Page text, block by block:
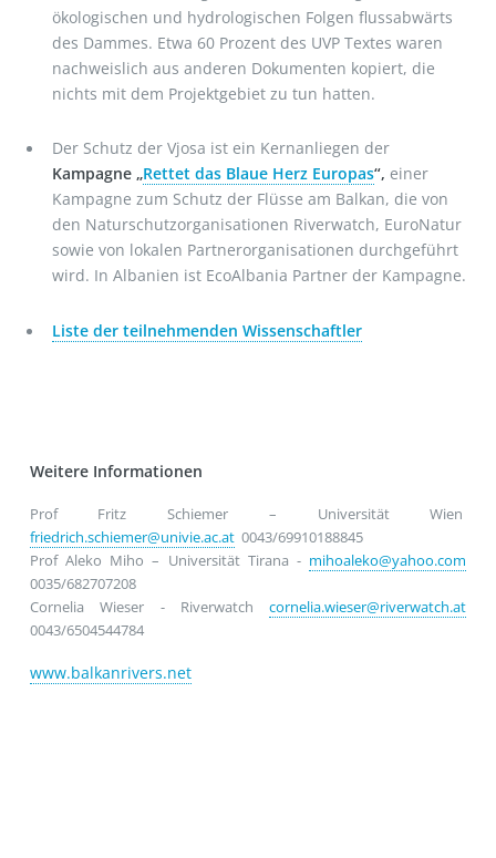
ökologischen und hydrologischen Folgen flussabwärts
des Dammes. Etwa 60 Prozent des UVP Textes waren
nachweislich aus anderen Dokumenten kopiert, die
nichts mit dem Projektgebiet zu tun hatten.
Der Schutz der Vjosa ist ein Kernanliegen der
Kampagne „Rettet das Blaue Herz Europas“, einer
Kampagne zum Schutz der Flüsse am Balkan, die von
den Naturschutzorganisationen Riverwatch, EuroNatur
sowie von lokalen Partnerorganisationen durchgeführt
wird. In Albanien ist EcoAlbania Partner der Kampagne.
Liste der teilnehmenden Wissenschaftler
Weitere Informationen
Prof Fritz Schiemer – Universität Wien
friedrich.schiemer@univie.ac.at0043/69910188845
Prof Aleko Miho – Universität Tirana - mihoaleko@yahoo.com
0035/682707208
Cornelia Wieser - Riverwatchcornelia.wieser@riverwatch.at
0043/6504544784
www.balkanrivers.net